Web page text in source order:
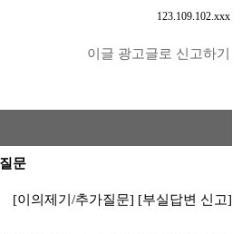
123.109.102.xxx
이글 광고글로 신고하기
문
[이의제기/추가질문] [부실답변 신고]